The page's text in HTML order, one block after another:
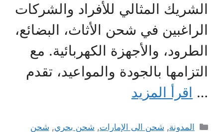
الشريك المثالي للأفراد والشركات
الراغبين في شحن الأثاث، البضائع،
الطرود، والأجهزة الكهربائية. مع
التزامها بالجودة والمواعيد، تقدم
… اقرأ المزيد
التصنيفات
المدونة, شحن الى الإمارات, شحن بحري, شحن